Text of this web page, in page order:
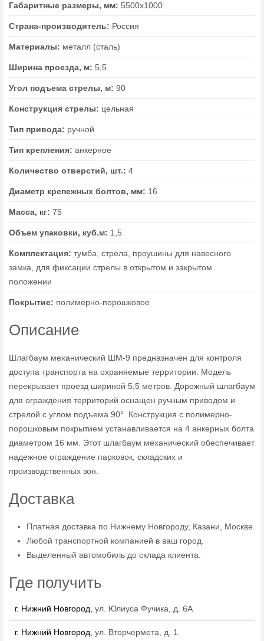
Габаритные размеры, мм: 5500х1000
Страна-производитель: Россия
Материалы: металл (сталь)
Ширина проезда, м: 5,5
Угол подъема стрелы, м: 90
Конструкция стрелы: цельная
Тип привода: ручной
Тип крепления: анкерное
Количество отверстий, шт.: 4
Диаметр крепежных болтов, мм: 16
Масса, кг: 75
Объем упаковки, куб.м: 1,5
Комплектация: тумба, стрела, проушины для навесного
замка, для фиксации стрелы в открытом и закрытом
положении
Покрытие: полимерно-порошковое
Описание
Шлагбаум механический ШМ-9 предназначен для контроля
доступа транспорта на охраняемые территории. Модель
перекрывает проезд шириной 5,5 метров. Дорожный шлагбаум
для ограждения территорий оснащен ручным приводом и
стрелой с углом подъема 90°. Конструкция с полимерно-
порошковым покрытием устанавливается на 4 анкерных болта
диаметром 16 мм. Этот шлагбаум механический обеспечивает
надежное ограждение парковок, складских и
производственных зон.
Доставка
Платная доставка по Нижнему Новгороду, Казани, Москве.
Любой транспортной компанией в ваш город.
Выделенный автомобиль до склада клиента.
Где получить
г. Нижний Новгород, ул. Юлиуса Фучика, д. 6А
г. Нижний Новгород, ул. Вторчермета, д. 1